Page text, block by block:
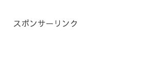
スポンサーリンク